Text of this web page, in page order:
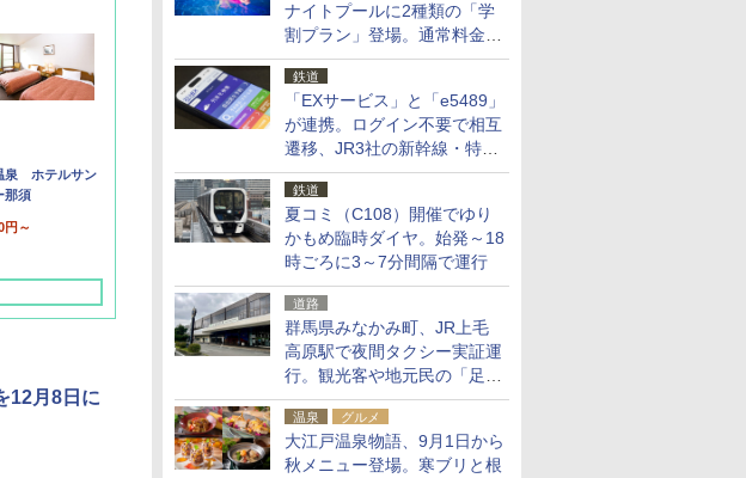
ナイトプールに2種類の「学
割プラン」登場。通常料金の
およそ半額でお得に夜活
鉄道
「EXサービス」と「e5489」
が連携。ログイン不要で相互
遷移、JR3社の新幹線・特急
予約をアプリで一括確認
鉄道
夏コミ（C108）開催でゆり
かもめ臨時ダイヤ。始発～18
時ごろに3～7分間隔で運行
道路
群馬県みなかみ町、JR上毛
高原駅で夜間タクシー実証運
行。観光客や地元民の「足が
ない」課題解消へ、木金土に
2台体制
温泉 グルメ
大江戸温泉物語、9月1日から
秋メニュー登場。寒ブリと根
泉 ホテルサン
那須
円～
12月8日に